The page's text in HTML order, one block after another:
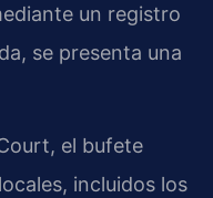
un registro
se presenta una
el bufete
incluidos los